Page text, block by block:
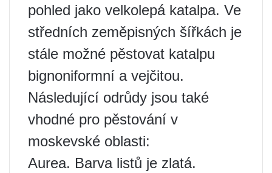
pohled jako velkolepá katalpa. Ve
středních zeměpisných šířkách je
stále možné pěstovat katalpu
bignoniformní a vejčitou.
Následující odrůdy jsou také
vhodné pro pěstování v
moskevské oblasti:
Aurea. Barva listů je zlatá.